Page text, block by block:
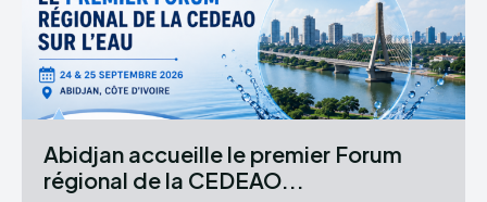
Abidjan accueille le premier Forum
régional de la CEDEAO...